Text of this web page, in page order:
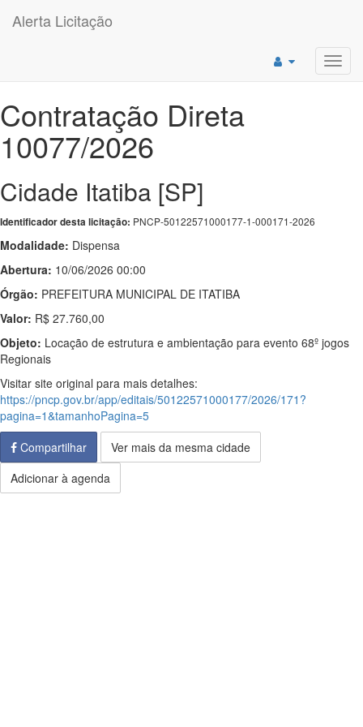
Alerta Licitação
Contratação Direta
10077/2026
Cidade Itatiba [SP]
Identificador desta licitação: PNCP-50122571000177-1-000171-2026
Modalidade: Dispensa
Abertura: 10/06/2026 00:00
Órgão: PREFEITURA MUNICIPAL DE ITATIBA
Valor: R$ 27.760,00
Objeto: Locação de estrutura e ambientação para evento 68º jogos
Regionais
Visitar site original para mais detalhes:
https://pncp.gov.br/app/editais/50122571000177/2026/171?
pagina=1&tamanhoPagina=5
Compartilhar
Ver mais da mesma cidade
Adicionar à agenda